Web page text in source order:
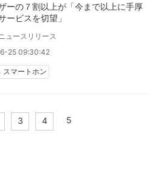
ーの７割以上が「今まで以上に手厚
ービスを切望」
ニュースリリース
25 09:30:42
スマートホン
3 4 5